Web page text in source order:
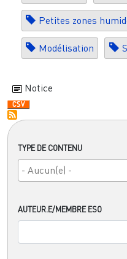
TYPE DE CONTENU
AUTEUR.E/MEMBRE ESO
Petites zones
Modélisation
Notice